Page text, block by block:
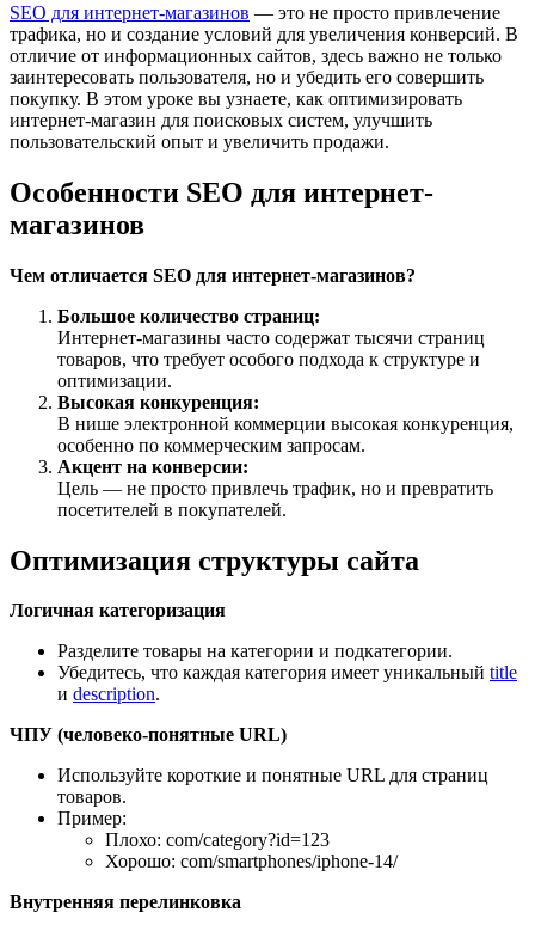
SEO для интернет-магазинов — это не просто привлечение
трафика, но и создание условий для увеличения конверсий. В
отличие от информационных сайтов, здесь важно не только
заинтересовать пользователя, но и убедить его совершить
покупку. В этом уроке вы узнаете, как оптимизировать
интернет-магазин для поисковых систем, улучшить
пользовательский опыт и увеличить продажи.
Особенности SEO для интернет-
магазинов
Чем отличается SEO для интернет-магазинов?
Большое количество страниц:
Интернет-магазины часто содержат тысячи страниц
товаров, что требует особого подхода к структуре и
оптимизации.
Высокая конкуренция:
В нише электронной коммерции высокая конкуренция,
особенно по коммерческим запросам.
Акцент на конверсии:
Цель — не просто привлечь трафик, но и превратить
посетителей в покупателей.
Оптимизация структуры сайта
Логичная категоризация
Разделите товары на категории и подкатегории.
Убедитесь, что каждая категория имеет уникальный title
и description.
ЧПУ (человеко-понятные URL)
Используйте короткие и понятные URL для страниц
товаров.
Пример:
Плохо: com/category?id=123
Хорошо: com/smartphones/iphone-14/
Внутренняя перелинковка